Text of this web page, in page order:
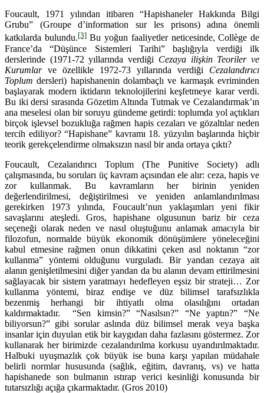
Foucault, 1971 yılından itibaren “Hapishaneler Hakkında Bilgi
Grubu” (Groupe d’information sur les prisons) adına önemli
katkılarda bulundu.[3]Bu yoğun faaliyetler neticesinde, Collège de
France’da “Düşünce Sistemleri Tarihi” başlığıyla verdiği ilk
derslerinde (1971-72 yıllarında verdiği Cezaya ilişkin Teoriler ve
Kurumlarve özellikle 1972-73 yıllarında verdiği Cezalandırıcı
Toplum dersleri) hapishanenin dolambaçlı ve karmaşık evriminden
başlayarak modern iktidarın teknolojilerini keşfetmeye karar verdi.
Bu iki dersi sırasında Gözetim Altında Tutmak ve Cezalandırmak’ın
ana meselesi olan bir soruyu gündeme getirdi: toplumda yol açtıkları
birçok işlevsel bozukluğa rağmen hapis cezaları ve gözaltılar neden
tercih ediliyor? “Hapishane” kavramı 18. yüzyılın başlarında hiçbir
teorik gerekçelendirme olmaksızın nasıl bir anda ortaya çıktı?
Foucault, Cezalandırıcı Toplum (The Punitive Society) adlı
çalışmasında, bu soruları üç kavram açısından ele alır: ceza, hapis ve
zor kullanmak. Bu kavramların her birinin yeniden
değerlendirilmesi, değiştirilmesi ve yeniden anlamlandırılması
gerekirken 1973 yılında, Foucault’nun yaklaşımları yeni fikir
savaşlarını ateşledi. Gros, hapishane olgusunun bariz bir ceza
seçeneği olarak neden ve nasıl oluştuğunu anlamak amacıyla bir
filozofun, normalde büyük ekonomik dönüşümlere yöneleceğini
kabul etmesine rağmen onun dikkatini çeken asıl noktanın “zor
kullanma” yöntemi olduğunu vurguladı. Bir yandan cezaya ait
alanın genişletilmesini diğer yandan da bu alanın devam ettirilmesini
sağlayacak bir sistem yaratmayı hedefleyen eşsiz bir strateji… Zor
kullanma yöntemi, biraz endişe ve düz bilimsel tarafsızlıkla
bezenmiş herhangi bir ihtiyatlı olma olasılığını ortadan
kaldırmaktadır. “Sen kimsin?” “Nasılsın?” “Ne yaptın?” “Ne
biliyorsun?” gibi sorular aslında düz bilimsel merak veya başka
insanlar için duyulan etik bir kaygıdan daha fazlasını göstermez. Zor
kullanarak her birimizde cezalandırılma korkusu uyandırılmaktadır.
Halbuki uyuşmazlık çok büyük ise buna karşı yapılan müdahale
belirli normlar hususunda (sağlık, eğitim, davranış, vs) ve hatta
hapishanede son bulmanın ıstırap verici kesinliği konusunda bir
tutarsızlığı açığa çıkarmaktadır. (Gros 2010)